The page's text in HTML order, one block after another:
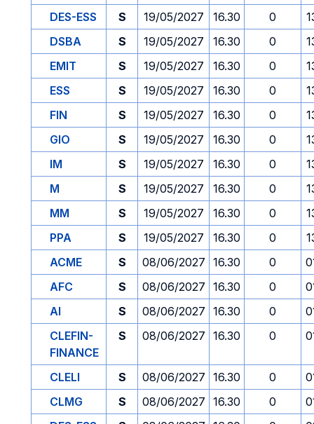
DES-ESS
S 19/05/2027 16.30 0
DSBA
S 19/05/2027 16.30 0
EMIT
S 19/05/2027 16.30 0
ESS
S 19/05/2027 16.30 0
FIN
S 19/05/2027 16.30 0
GIO
S 19/05/2027 16.30 0
IM
S 19/05/2027 16.30 0
M
S 19/05/2027 16.30 0
MM
S 19/05/2027 16.30 0
PPA
S 19/05/2027 16.30 0
ACME
S 08/06/2027 16.30 0
AFC
S 08/06/2027 16.30 0
AI
S 08/06/2027 16.30 0
CLEFIN-
FINANCE
S 08/06/2027 16.30 0
CLELI S 08/06/2027 16.30 0
CLMG
S 08/06/2027 16.30 0